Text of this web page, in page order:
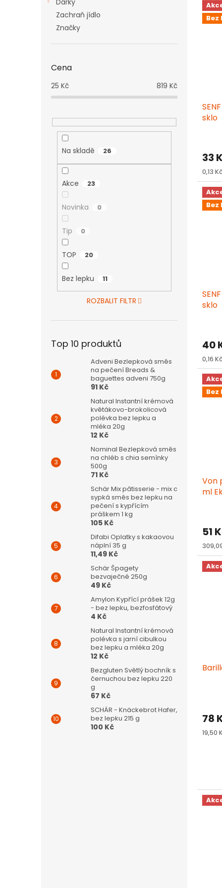
Dárky
Zachraň jídlo
Značky
Cena
25 Kč 819 Kč
Na skladě 26
Akce 23
Novinka 0
Tip 0
TOP 20
Bez lepku 11
ROZBALIT FILTR
Top 10 produktů
Adveni Bezlepková směs
na pečení Breads &
baguettes adveni 750g
91 Kč
Natural Instantní krémová
květákovo-brokolicová
polévka bez lepku a
mléka 20g
12 Kč
Nominal Bezlepková směs
na chléb s chia semínky
500g
71 Kč
Schär Mix pâtisserie - mix c
sypká směs bez lepku na
pečení s kypřícím
práškem 1 kg
105 Kč
Difabi Oplatky s kakaovou
náplní 35 g
11,49 Kč
Schär Špagety
bezvaječné 250g
49 Kč
Amylon Kypřící prášek 12g
- bez lepku, bezfosfátový
4 Kč
Natural Instantní krémová
polévka s jarní cibulkou
bez lepku a mléka 20g
12 Kč
Bezgluten Světlý bochník s
černuchou bez lepku 220
g
67 Kč
SCHÄR - Knäckebrot Hafer,
bez lepku 215 g
100 Kč
Bez
sklo
33
Měrná
cena:
0,13
Bez
sklo
40
Měrná
cena:
0,16
Bez
Von
ml
51
Měrná
cena:
78
Měrná
19,50